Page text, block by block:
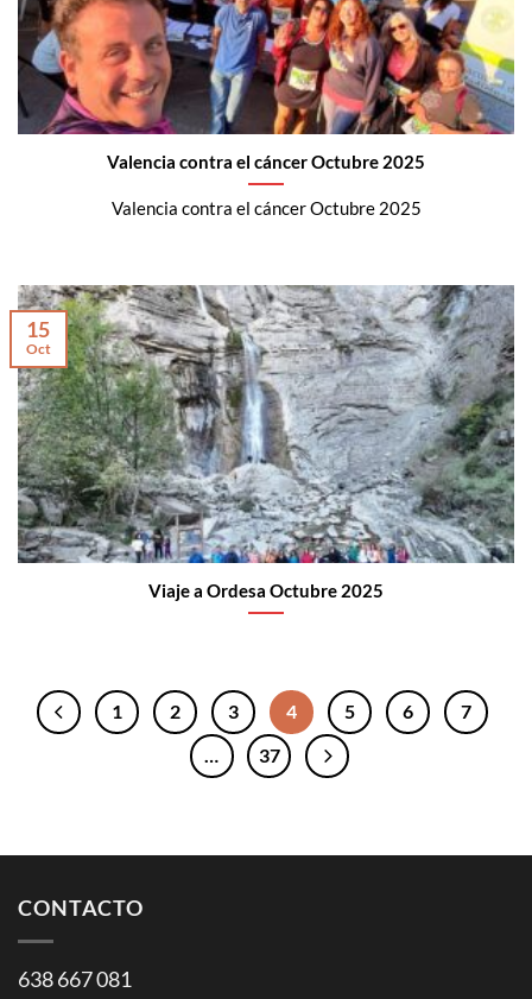
Valencia contra el cáncer Octubre 2025
Valencia contra el cáncer Octubre 2025
Viaje a Ordesa Octubre 2025
15
Oct
1 2 3 4 5 6
7
…
37
CONTACTO
638 667 081